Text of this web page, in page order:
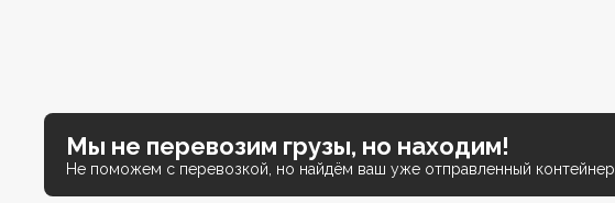
Мы не перевозим грузы, но находим!
Не поможем с перевозкой, но найдём ваш уже отправленный контейнер